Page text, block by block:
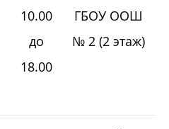
10.00
до
18.00
ГБОУ ООШ
№ 2 (2 этаж)